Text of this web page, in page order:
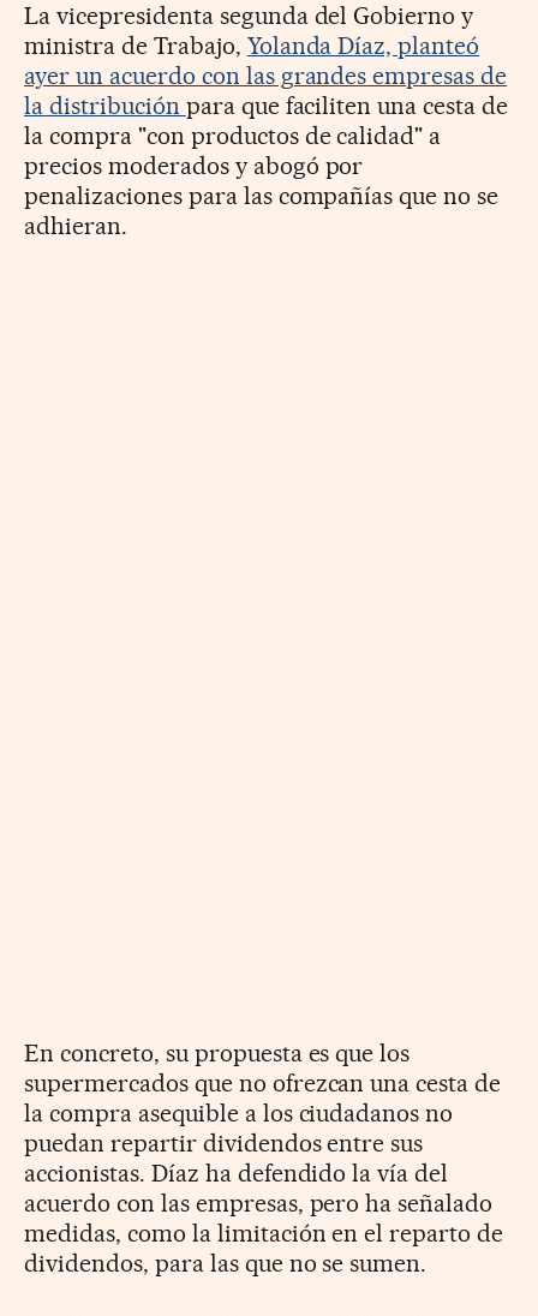
La vicepresidenta segunda del Gobierno y
ministra de Trabajo, Yolanda Díaz, planteó
ayer un acuerdo con las grandes empresas de
la distribución para que faciliten una cesta de
la compra "con productos de calidad" a
precios moderados y abogó por
penalizaciones para las compañías que no se
adhieran.
En concreto, su propuesta es que los
supermercados que no ofrezcan una cesta de
la compra asequible a los ciudadanos no
puedan repartir dividendos entre sus
accionistas. Díaz ha defendido la vía del
acuerdo con las empresas, pero ha señalado
medidas, como la limitación en el reparto de
dividendos, para las que no se sumen.